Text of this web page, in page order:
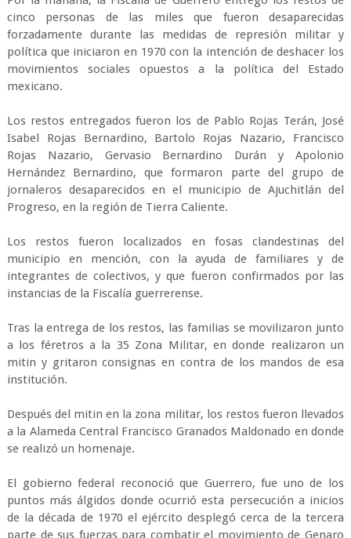
cinco personas de las miles que fueron desaparecidas
forzadamente durante las medidas de represión militar y
política que iniciaron en 1970 con la intención de deshacer los
movimientos sociales opuestos a la política del Estado
mexicano.
Los restos entregados fueron los de Pablo Rojas Terán, José
Isabel Rojas Bernardino, Bartolo Rojas Nazario, Francisco
Rojas Nazario, Gervasio Bernardino Durán y Apolonio
Hernández Bernardino, que formaron parte del grupo de
jornaleros desaparecidos en el municipio de Ajuchitlán del
Progreso, en la región de Tierra Caliente.
Los restos fueron localizados en fosas clandestinas del
municipio en mención, con la ayuda de familiares y de
integrantes de colectivos, y que fueron confirmados por las
instancias de la Fiscalía guerrerense.
Tras la entrega de los restos, las familias se movilizaron junto
a los féretros a la 35 Zona Militar, en donde realizaron un
mitin y gritaron consignas en contra de los mandos de esa
institución.
Después del mitin en la zona militar, los restos fueron llevados
a la Alameda Central Francisco Granados Maldonado en donde
se realizó un homenaje.
El gobierno federal reconoció que Guerrero, fue uno de los
puntos más álgidos donde ocurrió esta persecución a inicios
de la década de 1970 el ejército desplegó cerca de la tercera
parte de sus fuerzas para combatir el movimiento de Genaro